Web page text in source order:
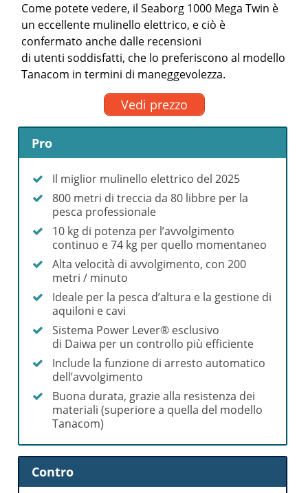
Come potete vedere, il Seaborg 1000 Mega Twin è
un eccellente mulinello elettrico, e ciò è
confermato anche dalle recensioni
di utenti soddisfatti, che lo preferiscono al modello
Tanacom in termini di maneggevolezza.
Vedi prezzo
Pro
Il miglior mulinello elettrico del 2025
800 metri di treccia da 80 libbre per la
pesca professionale
10 kg di potenza per l’avvolgimento
continuo e 74 kg per quello momentaneo
Alta velocità di avvolgimento, con 200
metri / minuto
Ideale per la pesca d’altura e la gestione di
aquiloni e cavi
Sistema Power Lever® esclusivo
di Daiwa per un controllo più efficiente
Include la funzione di arresto automatico
dell’avvolgimento
Buona durata, grazie alla resistenza dei
materiali (superiore a quella del modello
Tanacom)
Contro